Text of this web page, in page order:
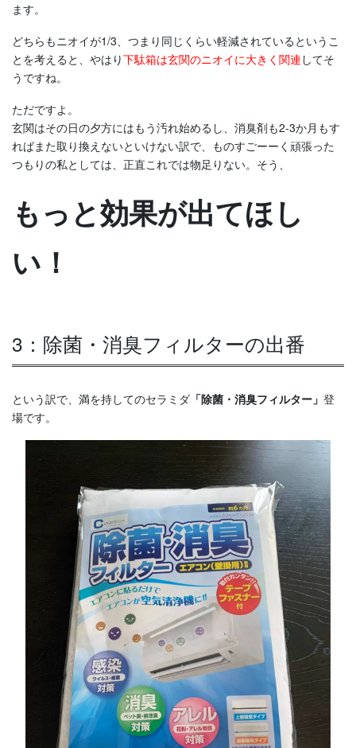
ます。
どちらもニオイが1/3、つまり同じくらい軽減されているというこ
とを考えると、やはり下駄箱は玄関のニオイに大きく関連 してそ
うですね。
ただですよ。
玄関はその日の夕方にはもう汚れ始めるし、消臭剤も2-3か月もす
ればまた取り換えないといけない訳で、ものすごーーく頑張った
つもりの私としては、正直これでは物足りない。そう、
もっと効果が出てほし
い！
3：除菌・消臭フィルターの出番
という訳で、満を持してのセラミダ 「除菌・消臭フィルター」 登
場です。